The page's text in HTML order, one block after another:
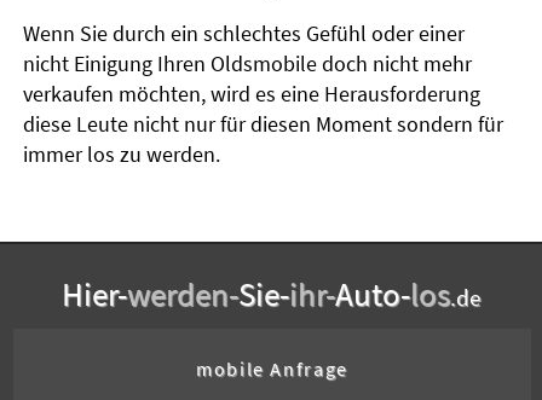
Wenn Sie durch ein schlechtes Gefühl oder einer
nicht Einigung Ihren Oldsmobile doch nicht mehr
verkaufen möchten, wird es eine Herausforderung
diese Leute nicht nur für diesen Moment sondern für
immer los zu werden.
Hier-werden-Sie-ihr-Auto-los.de
mobile Anfrage